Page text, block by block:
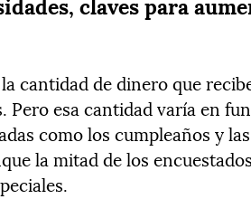
cantidad de dinero que
Pero esa cantidad varía en
como los cumpleaños y las
la mitad de los encuestados